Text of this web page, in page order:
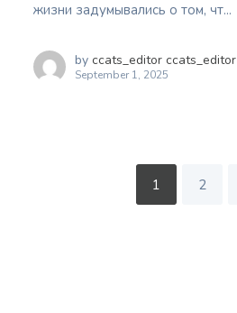
жизни задумывались о том, чт...
by ccats_editor ccats_editor
September 1, 2025
1 2